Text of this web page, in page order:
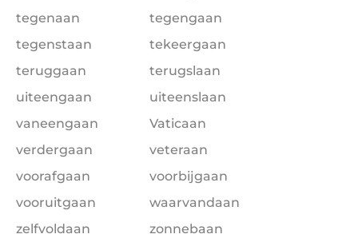
tegenaan
tegengaan
tegenstaan
tekeergaan
teruggaan
terugslaan
uiteengaan
uiteenslaan
vaneengaan
Vaticaan
verdergaan
veteraan
voorafgaan
voorbijgaan
vooruitgaan
waarvandaan
zelfvoldaan
zonnebaan